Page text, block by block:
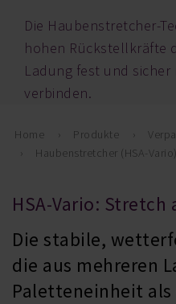
Die Haubenstretcher-
hohen Rückstellkräfte
Ladung fest und sicher
verbinden.
Home Produkte
Haubenstretcher (HSA-Vario)
HSA-Vario: Stretch
Die stabile,
die aus mehreren
Paletteneinheit als